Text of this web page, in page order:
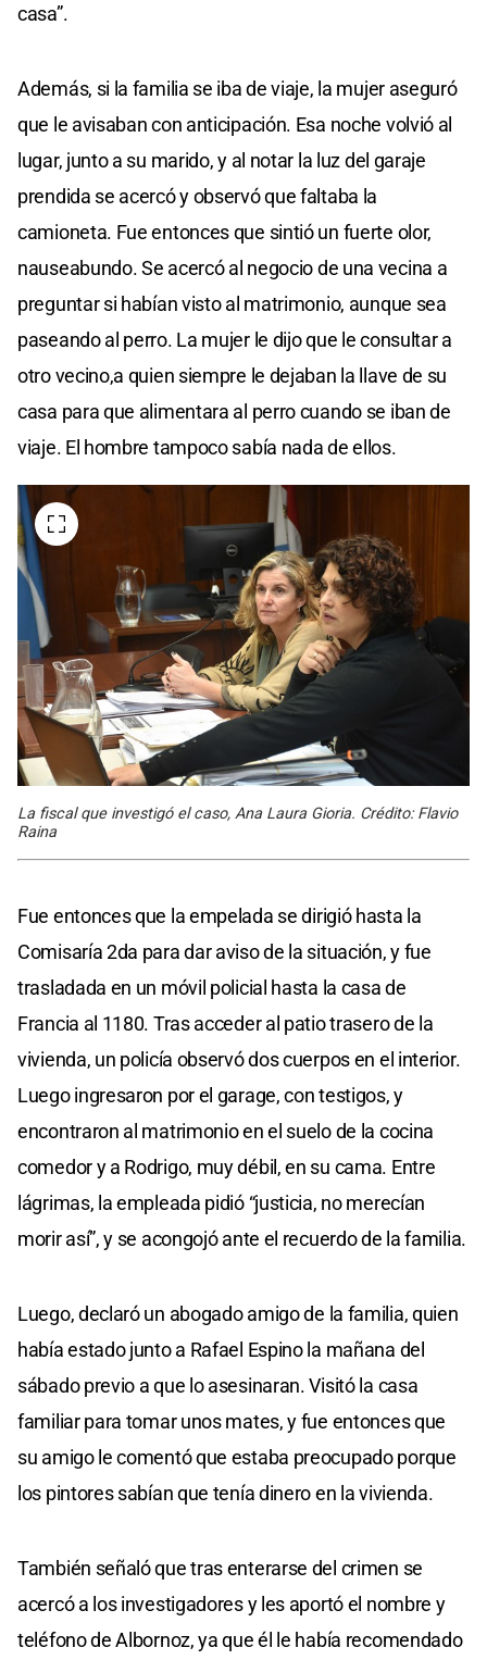
casa”.
Además, si la familia se iba de viaje, la mujer aseguró
que le avisaban con anticipación. Esa noche volvió al
lugar, junto a su marido, y al notar la luz del garaje
prendida se acercó y observó que faltaba la
camioneta. Fue entonces que sintió un fuerte olor,
nauseabundo. Se acercó al negocio de una vecina a
preguntar si habían visto al matrimonio, aunque sea
paseando al perro. La mujer le dijo que le consultar a
otro vecino,a quien siempre le dejaban la llave de su
casa para que alimentara al perro cuando se iban de
viaje. El hombre tampoco sabía nada de ellos.
La fiscal que investigó el caso, Ana Laura Gioria. Crédito: Flavio
Raina
Fue entonces que la empelada se dirigió hasta la
Comisaría 2da para dar aviso de la situación, y fue
trasladada en un móvil policial hasta la casa de
Francia al 1180. Tras acceder al patio trasero de la
vivienda, un policía observó dos cuerpos en el interior.
Luego ingresaron por el garage, con testigos, y
encontraron al matrimonio en el suelo de la cocina
comedor y a Rodrigo, muy débil, en su cama. Entre
lágrimas, la empleada pidió “justicia, no merecían
morir así”, y se acongojó ante el recuerdo de la familia.
Luego, declaró un abogado amigo de la familia, quien
había estado junto a Rafael Espino la mañana del
sábado previo a que lo asesinaran. Visitó la casa
familiar para tomar unos mates, y fue entonces que
su amigo le comentó que estaba preocupado porque
los pintores sabían que tenía dinero en la vivienda.
También señaló que tras enterarse del crimen se
acercó a los investigadores y les aportó el nombre y
teléfono de Albornoz, ya que él le había recomendado